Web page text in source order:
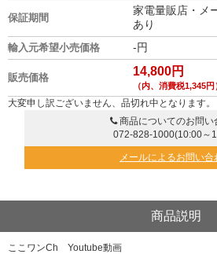
保証期間
家電量販店・メ
あり
輸入元希望小売価格 -円
販売価格 14,800円
（内、消費税1,345円
大変申し訳ございません、品切れ中となります。
商品についてのお問い
072-828-1000(10:00～
メールによるお問い合
商品説明
ここワンCh Youtube動画